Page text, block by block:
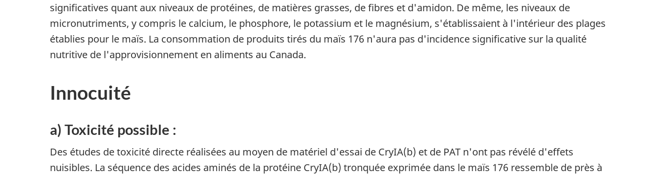
significatives quant aux niveaux de protéines, de matières grasses, de fibres et d'amidon. De même, les niveaux de
micronutriments, y compris le calcium, le phosphore, le potassium et le magnésium, s'établissaient à l'intérieur des plages
établies pour le maïs. La consommation de produits tirés du maïs 176 n'aura pas d'incidence significative sur la qualité
nutritive de l'approvisionnement en aliments au Canada.
Innocuité
a) Toxicité possible :
Des études de toxicité directe réalisées au moyen de matériel d'essai de CryIA(b) et de PAT n'ont pas révélé d'effets
nuisibles. La séquence des acides aminés de la protéine CryIA(b) tronquée exprimée dans le maïs 176 ressemble de près à